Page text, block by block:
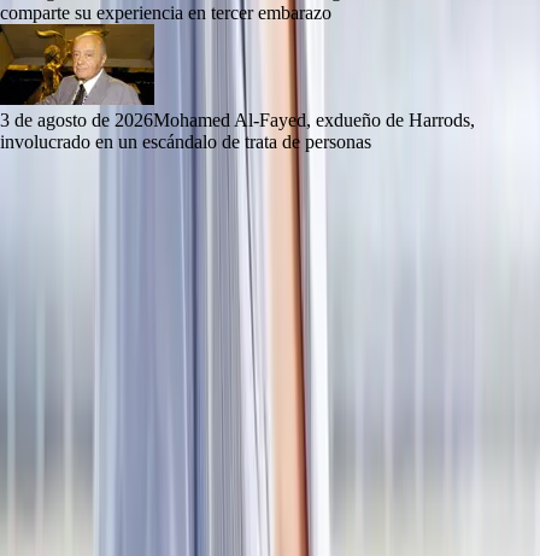
comparte su experiencia en tercer embarazo
3 de agosto de 2026Mohamed Al-Fayed, exdueño de Harrods,
involucrado en un escándalo de trata de personas
La guía más completa de conciertos, eventos y shows en Monterrey y